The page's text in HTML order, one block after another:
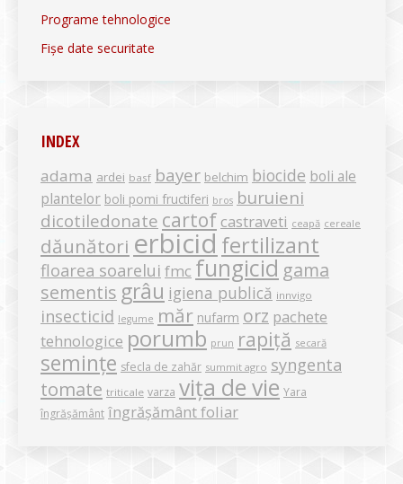
Programe tehnologice
Fișe date securitate
INDEX
adama ardei basf bayer belchim biocide boli ale
plantelor boli pomi fructiferi bros buruieni
dicotiledonate cartof castraveti ceapă cereale
dăunători erbicid fertilizant
floarea soarelui fmc fungicid gama
sementis grâu igiena publică innvigo
insecticid legume măr nufarm orz pachete
tehnologice porumb prun rapiță secară
semințe sfecla de zahăr summit agro syngenta
tomate triticale varza vița de vie Yara
îngrășământ îngrășământ foliar